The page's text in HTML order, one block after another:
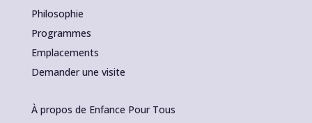
Philosophie
Programmes
Emplacements
Demander une visite
À propos de Enfance Pour Tous